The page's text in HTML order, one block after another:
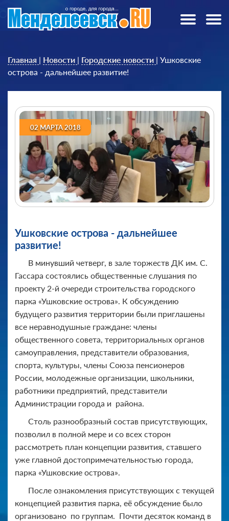
Главная | Новости | Городские новости | Ушковские
острова - дальнейшее развитие!
02 МАРТА 2018
Ушковские острова - дальнейшее
развитие!
В минувший четверг, в зале торжеств ДК им. С.
Гассара состоялись общественные слушания по
проекту 2-й очереди строительства городского
парка «Ушковские острова». К обсуждению
будущего развития территории были приглашены
все неравнодушные граждане: члены
общественного совета, территориальных органов
самоуправления, представители образования,
спорта, культуры, члены Союза пенсионеров
России, молодежные организации, школьники,
работники предприятий, представители
Администрации города и района.
Столь разнообразный состав присутствующих,
позволил в полной мере и со всех сторон
рассмотреть план концепции развития, ставшего
уже главной достопримечательностью города,
парка «Ушковские острова».
После ознакомления присутствующих с текущей
концепцией развития парка, её обсуждение было
организовано по группам. Почти десяток команд в